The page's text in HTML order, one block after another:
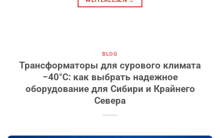
BLOG
Трансформаторы для сурового климата
−40°C: как выбрать надежное
оборудование для Сибири и Крайнего
Севера